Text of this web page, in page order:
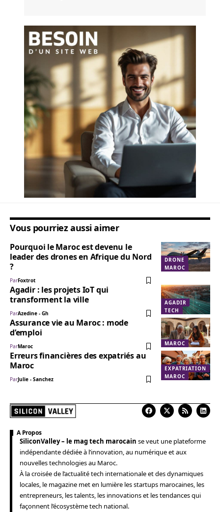
Vous pourriez aussi aimer
DRONE
MAROC
Pourquoi le Maroc est devenu le
leader des drones en Afrique du Nord
?
ParFoxtrot
AGADIR
TECH
Agadir : les projets IoT qui
transforment la ville
ParAzedine - Gh
MAROC
Assurance vie au Maroc : mode
d’emploi
ParMaroc
EXPATRIATION
MAROC
Erreurs financières des expatriés au
Maroc
ParJulie - Sanchez
A Propos
SiliconValley – le mag tech marocain se veut une plateforme
indépendante dédiée à l’innovation, au numérique et aux
nouvelles technologies au Maroc.
À la croisée de l’actualité tech internationale et des dynamiques
locales, le magazine met en lumière les startups marocaines, les
entrepreneurs, les talents, les innovations et les tendances qui
façonnent l’écosystème tech national.